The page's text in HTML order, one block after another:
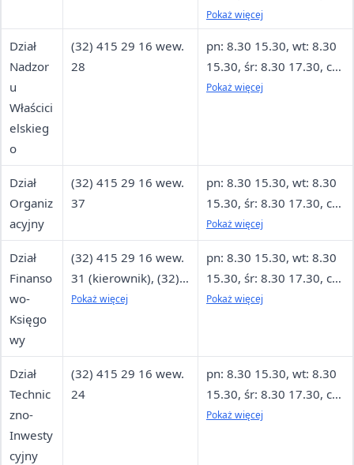
8.30 15.30, pt: 8.30
Pokaż więcej
Dział
Nadzor
u
Właścici
elskieg
o
(32) 415 29 16 wew.
28
pn: 8.30 15.30, wt: 8.30
15.30, śr: 8.30 17.30, cz:
8.30 15.30, pt: 8.30
Pokaż więcej
Dział
Organiz
acyjny
(32) 415 29 16 wew.
37
pn: 8.30 15.30, wt: 8.30
15.30, śr: 8.30 17.30, cz:
8.30 15.30, pt: 8.30
13.30
Pokaż więcej
Dział
Finanso
wo-
Księgo
wy
(32) 415 29 16 wew.
31 (kierownik), (32)
415 22 94 (główna
Pokaż więcej
pn: 8.30 15.30, wt: 8.30
15.30, śr: 8.30 17.30, cz:
8.30 15.30, pt: 8.30
Pokaż więcej
Dział
Technic
zno-
Inwesty
cyjny
(32) 415 29 16 wew.
24
pn: 8.30 15.30, wt: 8.30
15.30, śr: 8.30 17.30, cz:
8.30 15.30, pt: 8.30
Pokaż więcej